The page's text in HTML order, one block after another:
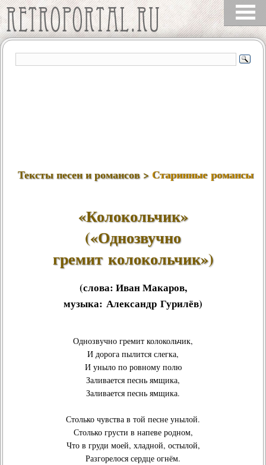
Тексты песен и романсов >Старинные романсы
«Колокольчик»
(«Однозвучно
гремит колокольчик»)
(слова: Иван Макаров,
музыка: Александр Гурилёв)
Однозвучно гремит колокольчик,
И дорога пылится слегка,
И уныло по ровному полю
Заливается песнь ямщика,
Заливается песнь ямщика.
Столько чувства в той песне унылой.
Столько грусти в напеве родном,
Что в груди моей, хладной, остылой,
Разгорелося сердце огнём.